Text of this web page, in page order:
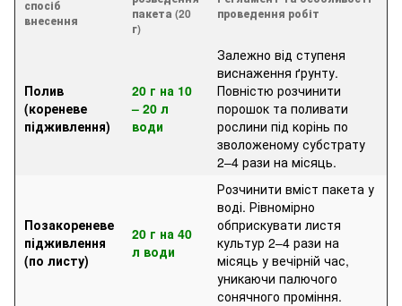
спосіб
внесення
пакета (20
г)
проведення робіт
Полив
(кореневе
підживлення)
20 г на 10
– 20 л
води
Залежно від ступеня
виснаження ґрунту.
Повністю розчинити
порошок та поливати
рослини під корінь по
зволоженому субстрату
2–4 рази на місяць.
Позакореневе
підживлення
(по листу)
20 г на 40
л води
Розчинити вміст пакета у
воді. Рівномірно
обприскувати листя
культур 2–4 рази на
місяць у вечірній час,
уникаючи палючого
сонячного проміння.